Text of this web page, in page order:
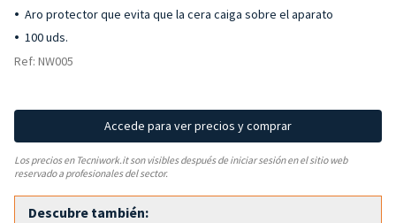
Aro protector que evita que la cera caiga sobre el aparato
100 uds.
Ref: NW005
Accede para ver precios y comprar
Los precios en Tecniwork.it son visibles después de iniciar sesión en el sitio web
reservado a profesionales del sector.
Descubre también: